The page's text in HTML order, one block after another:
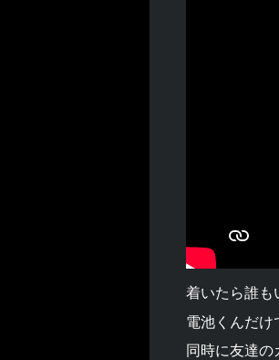
着いたら誰も
電池くんだけ
同時に友達